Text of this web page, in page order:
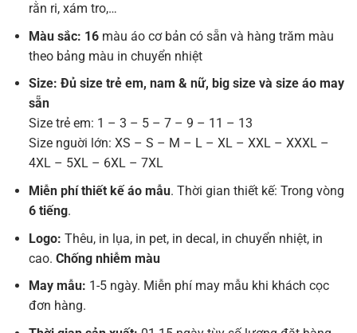
rằn ri, xám tro,…
Màu sắc: 16màu áo cơ bản có sẵn và hàng trăm màu
theo bảng màu in chuyển nhiệt
Size: Đủ size trẻ em, nam & nữ, big size và size áo may
sẵn
Size trẻ em: 1 – 3 – 5 – 7 – 9 – 11 – 13
Size nguời lớn: XS – S – M – L – XL – XXL – XXXL –
4XL – 5XL – 6XL – 7XL
Miễn phí thiết kế áo mẫu. Thời gian thiết kế: Trong vòng
6 tiếng.
Logo: Thêu, in lụa, in pet, in decal, in chuyển nhiệt, in
cao. Chống nhiễm màu
May mẫu: 1-5 ngày. Miễn phí may mẫu khi khách cọc
đơn hàng.